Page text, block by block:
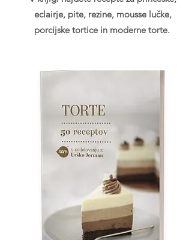
eclairje, pite, rezine, mousse lučke,
porcijske tortice in moderne torte.